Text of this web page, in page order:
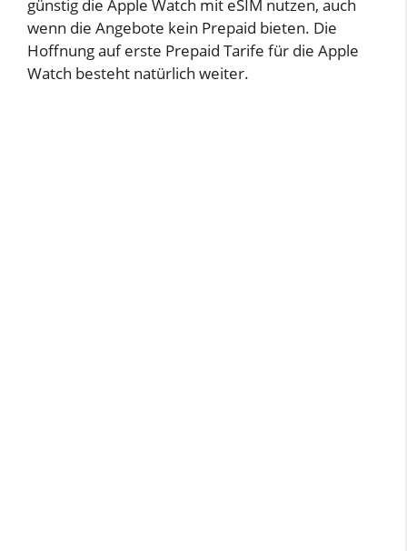
günstig die Apple Watch mit eSIM nutzen, auch
wenn die Angebote kein Prepaid bieten. Die
Hoffnung auf erste Prepaid Tarife für die Apple
Watch besteht natürlich weiter.